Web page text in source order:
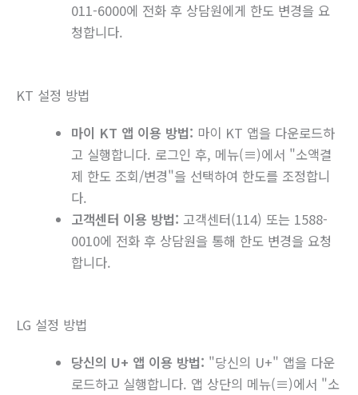
011-6000에 전화 후 상담원에게 한도 변경을 요
청합니다.
KT 설정 방법
마이 KT 앱 이용 방법: 마이 KT 앱을 다운로드하
고 실행합니다. 로그인 후, 메뉴(≡)에서 "소액결
제 한도 조회/변경"을 선택하여 한도를 조정합니
다.
고객센터 이용 방법: 고객센터(114) 또는 1588-
0010에 전화 후 상담원을 통해 한도 변경을 요청
합니다.
LG 설정 방법
당신의 U+ 앱 이용 방법: "당신의 U+" 앱을 다운
로드하고 실행합니다. 앱 상단의 메뉴(≡)에서 "소